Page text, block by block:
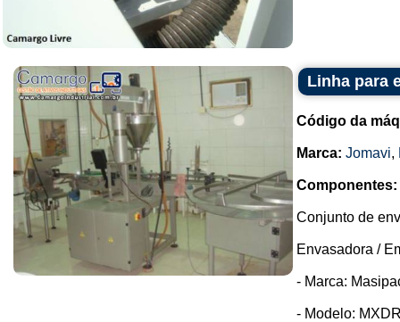
Linha para
Código da
Marca: Jomavi,
Componentes:
Conjunto de
Envasadora /
- Marca:
- Modelo: